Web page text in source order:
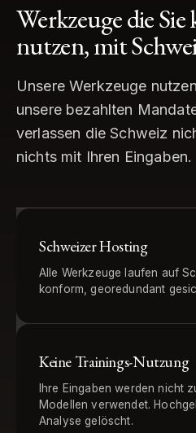
Werkzeuge die Sie
nutzen, mit
Unsere Werkzeuge
unsere bezahlten
verlassen die Schweiz
nichts mit Ihren Eingaben.
Schweizer Hosting
Alle Werkzeuge laufen auf
konform, georedundant
Keine Trainings-Nutzung
Ihre Eingaben werden nicht
Modellen verwendet.
Analyse gelöscht.